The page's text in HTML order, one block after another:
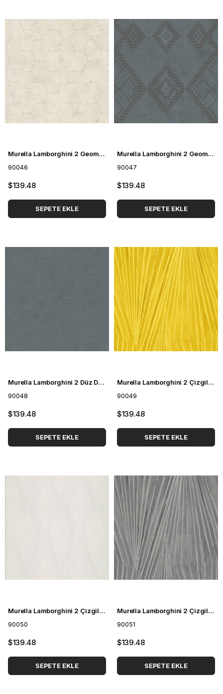
Murella Lamborghini 2 Geometrik Desenli Duvar Kağıdı 90046
90046
$139.48
SEPETE EKLE
Murella Lamborghini 2 Geometrik Desenli Duvar Kağıdı 90047
90047
$139.48
SEPETE EKLE
Murella Lamborghini 2 Düz Duvar Kağıdı 90048
90048
$139.48
SEPETE EKLE
Murella Lamborghini 2 Çizgili Duvar Kağıdı 90049
90049
$139.48
SEPETE EKLE
Murella Lamborghini 2 Çizgili Duvar Kağıdı 90050
90050
$139.48
SEPETE EKLE
Murella Lamborghini 2 Çizgili Duvar Kağıdı 90051
90051
$139.48
SEPETE EKLE